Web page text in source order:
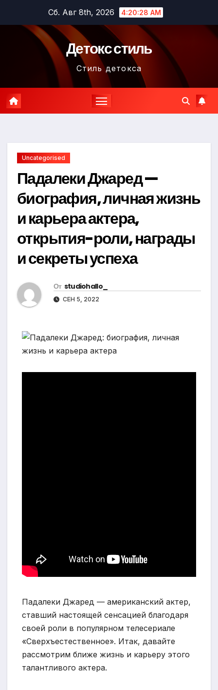
содержимому
Сб. Авг 8th, 2026 4:20:29 AM
Детокс стиль
Стиль детокса
Uncategorised
Падалеки Джаред —
биография, личная жизнь
и карьера актера,
открытия-роли, награды
и секреты успеха
От studiohallo_
СЕН 5, 2022
Падалеки Джаред — американский актер,
ставший настоящей сенсацией благодаря
своей роли в популярном телесериале
«Сверхъестественное». Итак, давайте
рассмотрим ближе жизнь и карьеру этого
талантливого актера.